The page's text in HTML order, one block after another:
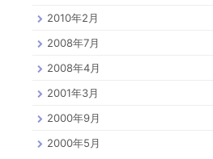
2010年2月
2008年7月
2008年4月
2001年3月
2000年9月
2000年5月